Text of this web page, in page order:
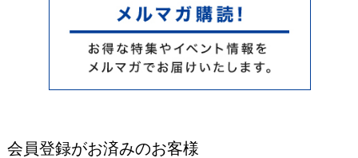
会員登録がお済みのお客様